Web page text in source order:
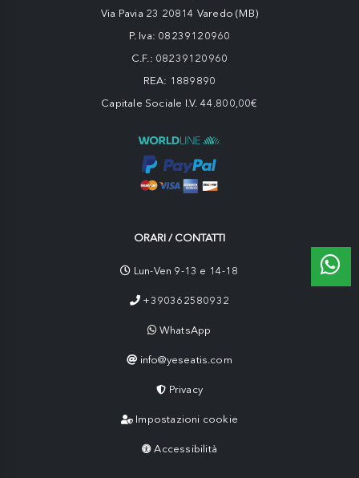
Via Pavia 23 20814 Varedo (MB)
P. Iva: 08239120960
C.F.: 08239120960
REA: 1889890
Capitale Sociale I.V. 44.800,00€
ORARI / CONTATTI
Lun-Ven 9-13 e 14-18
+390362580932
WhatsApp
info@yeseatis.com
Privacy
Impostazioni cookie
Accessibilità